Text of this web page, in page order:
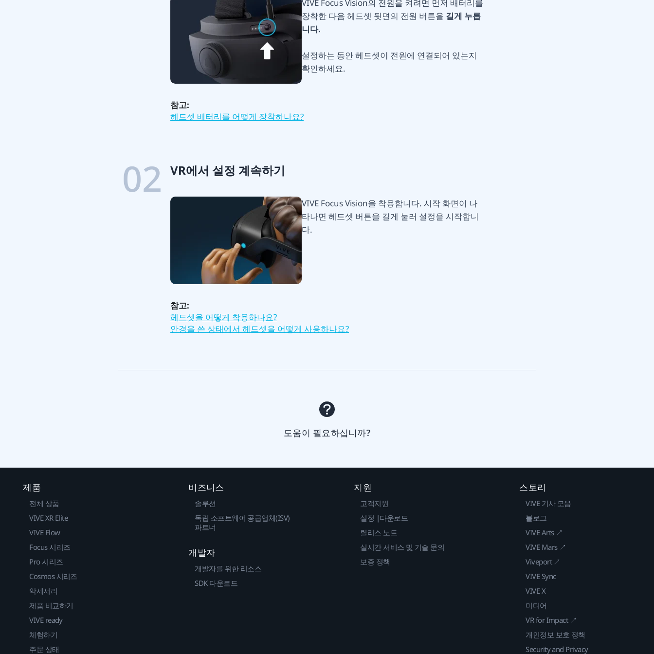
VIVE Focus Vision의 전원을 켜려면 먼저 배터리를
장착한 다음 헤드셋 뒷면의 전원 버튼을 길게 누릅
니다.
설정하는 동안 헤드셋이 전원에 연결되어 있는지
확인하세요.
참고:
헤드셋 배터리를 어떻게 장착하나요?
02 VR에서 설정 계속하기
VIVE Focus Vision을 착용합니다. 시작 화면이 나
타나면 헤드셋 버튼을 길게 눌러 설정을 시작합니
다.
참고:
헤드셋을 어떻게 착용하나요?
안경을 쓴 상태에서 헤드셋을 어떻게 사용하나요?
도움이 필요하십니까?
제품
전체 상품
VIVE XR Elite
VIVE Flow
Focus 시리즈
Pro 시리즈
Cosmos 시리즈
악세서리
제품 비교하기
VIVE ready
체험하기
주문 상태
비즈니스
솔루션
독립 소프트웨어 공급업체(ISV)
파트너
개발자
개발자를 위한 리소스
SDK 다운로드
지원
고객지원
설정 |다운로드
릴리스 노트
실시간 서비스 및 기술 문의
보증 정책
스토리
VIVE 기사 모음
블로그
VIVE Arts ↗
VIVE Mars ↗
Viveport ↗
VIVE Sync
VIVE X
미디어
VR for Impact ↗
개인정보 보호 정책
Security and Privacy